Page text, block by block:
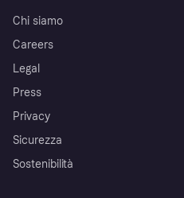
Chi siamo
Careers
Legal
Press
Privacy
Sicurezza
Sostenibilità